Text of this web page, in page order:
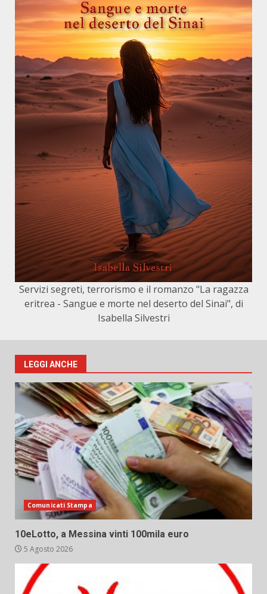
Servizi segreti, terrorismo e il romanzo "La ragazza
eritrea - Sangue e morte nel deserto del Sinai", di
Isabella Silvestri
LEGGI ANCHE
Comunicati Stampa
10eLotto, a Messina vinti 100mila euro
5 Agosto 2026